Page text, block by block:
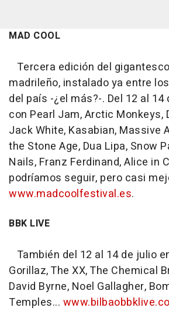
MAD COOL
Tercera edición del
madrileño, instalado ya entre
del país -¿el más?-. Del 12 al
con Pearl Jam, Arctic Monkeys,
Jack White, Kasabian, Massive
the Stone Age, Dua Lipa, Snow
Nails, Franz Ferdinand, Alice in
podríamos seguir, pero casi
www.madcoolfestival.es.
BBK LIVE
También del 12 al 14 de julio
Gorillaz, The XX, The Chemical
David Byrne, Noel Gallagher,
Temples...